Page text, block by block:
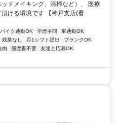
ドメイキング、清掃など）、 医療
ける環境です 【神戸支店(看
バイク通勤OK 学歴不問
車通勤OK
残業なし 月1シフト提出
ブランクOK
由 履歴書不要
友達と応募OK